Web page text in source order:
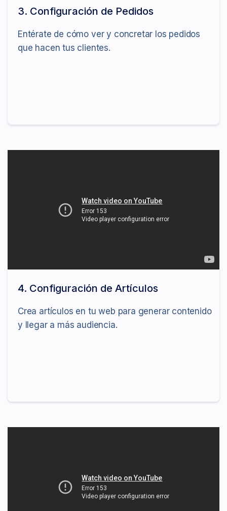
3. Configuración de Pedidos
Entérate de cómo ver y concretar los pedidos
que hacen tus clientes.
4. Configuración de Artículos
Crea artículos en tu web para generar contenido
y llegar a más audiencia.